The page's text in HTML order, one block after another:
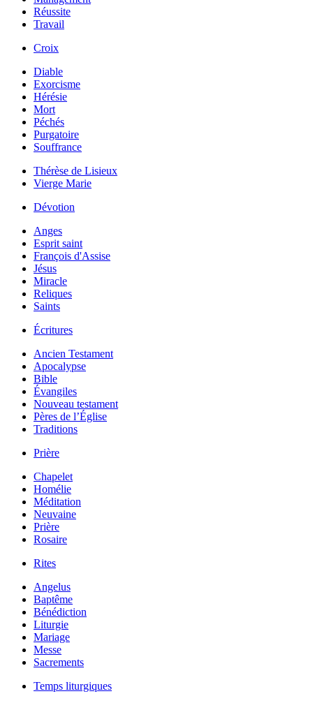
Réussite
Travail
Croix
Diable
Exorcisme
Hérésie
Mort
Péchés
Purgatoire
Souffrance
Thérèse de Lisieux
Vierge Marie
Dévotion
Anges
Esprit saint
François d'Assise
Jésus
Miracle
Reliques
Saints
Écritures
Ancien Testament
Apocalypse
Bible
Évangiles
Nouveau testament
Pères de l’Église
Traditions
Prière
Chapelet
Homélie
Méditation
Neuvaine
Prière
Rosaire
Rites
Angelus
Baptême
Bénédiction
Liturgie
Mariage
Messe
Sacrements
Temps liturgiques